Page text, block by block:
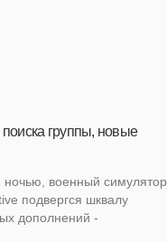
группы, новые
военный симулятор
подвергся шквалу
дополнений -